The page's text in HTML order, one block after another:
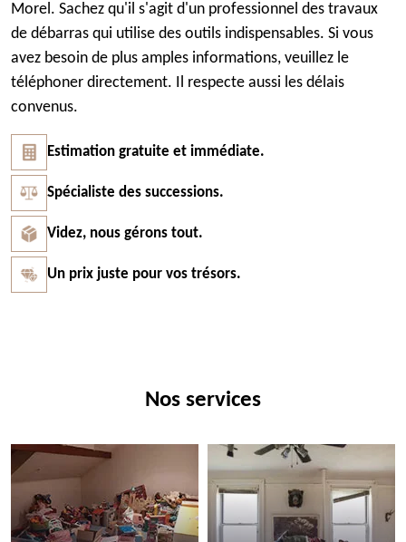
Morel. Sachez qu'il s'agit d'un professionnel des travaux
de débarras qui utilise des outils indispensables. Si vous
avez besoin de plus amples informations, veuillez le
téléphoner directement. Il respecte aussi les délais
convenus.
Estimation gratuite et immédiate.
Spécialiste des successions.
Videz, nous gérons tout.
Un prix juste pour vos trésors.
Nos services